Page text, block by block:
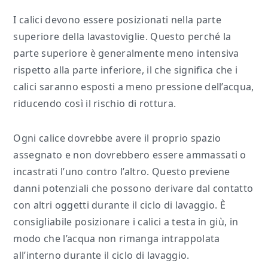
I calici devono essere posizionati nella parte
superiore della lavastoviglie. Questo perché la
parte superiore è generalmente meno intensiva
rispetto alla parte inferiore, il che significa che i
calici saranno esposti a meno pressione dell’acqua,
riducendo così il rischio di rottura.
Ogni calice dovrebbe avere il proprio spazio
assegnato e non dovrebbero essere ammassati o
incastrati l’uno contro l’altro. Questo previene
danni potenziali che possono derivare dal contatto
con altri oggetti durante il ciclo di lavaggio. È
consigliabile posizionare i calici a testa in giù, in
modo che l’acqua non rimanga intrappolata
all’interno durante il ciclo di lavaggio.